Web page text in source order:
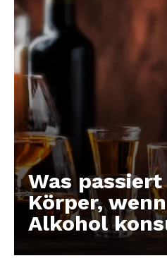
Was
Körper,
Alkohol